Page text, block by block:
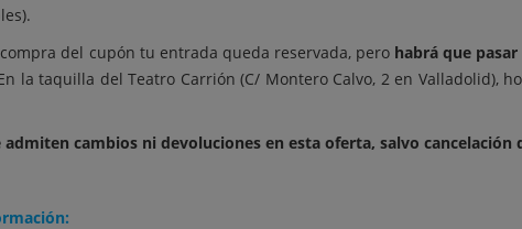
del cupón tu entrada queda reservada, pero habrá que
la taquilla del Teatro Carrión (C/ Montero Calvo, 2 en Valladolid),
cambios ni devoluciones en esta oferta, salvo cancelación